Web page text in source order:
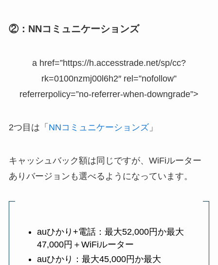
②：NNコミュニケーションズ
a href=”https://h.accesstrade.net/sp/cc?
rk=0100nzmj00l6h2″ rel=”nofollow”
referrerpolicy=”no-referrer-when-downgrade”>
2つ目は「 NNコミュニケーションズ」
キャッシュバック額は同じですが、WiFiルーター
ありバージョンも選べるようになっています。
auひかり+電話：最大52,000円か最大
47,000円＋WiFiルーター
auひかり：最大45,000円か最大